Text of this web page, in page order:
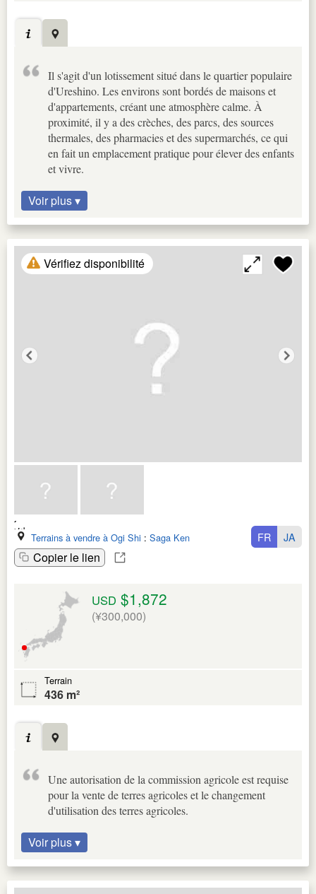
Il s'agit d'un lotissement situé dans le quartier populaire
d'Ureshino. Les environs sont bordés de maisons et
d'appartements, créant une atmosphère calme. À
proximité, il y a des crèches, des parcs, des sources
thermales, des pharmacies et des supermarchés, ce qui
en fait un emplacement pratique pour élever des enfants
et vivre.
Voir plus ▾
Vérifiez disponibilité
Terrains à vendre à Ogi Shi : Saga Ken
Copier le lien
FR JA
USD $1,872
(¥300,000)
Terrain
436 m²
Une autorisation de la commission agricole est requise
pour la vente de terres agricoles et le changement
d'utilisation des terres agricoles.
Voir plus ▾